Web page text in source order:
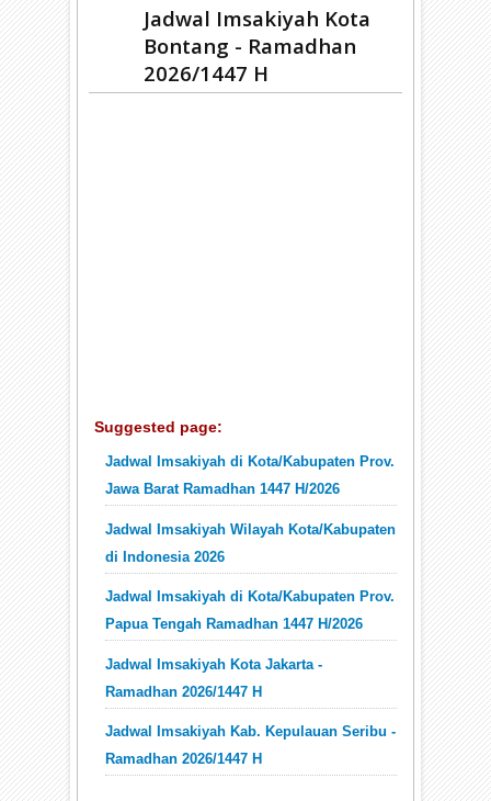
Jadwal Imsakiyah Kota
Bontang - Ramadhan
2026/1447 H
Suggested page:
Jadwal Imsakiyah di Kota/Kabupaten Prov.
Jawa Barat Ramadhan 1447 H/2026
Jadwal Imsakiyah Wilayah Kota/Kabupaten
di Indonesia 2026
Jadwal Imsakiyah di Kota/Kabupaten Prov.
Papua Tengah Ramadhan 1447 H/2026
Jadwal Imsakiyah Kota Jakarta -
Ramadhan 2026/1447 H
Jadwal Imsakiyah Kab. Kepulauan Seribu -
Ramadhan 2026/1447 H